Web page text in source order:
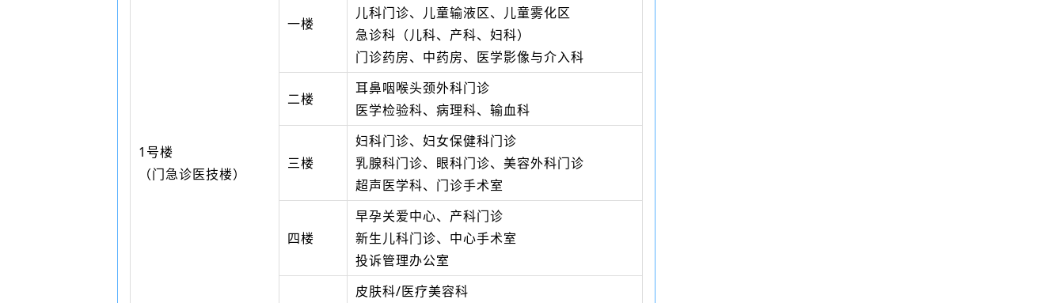
1号楼
（门急诊医技楼）
一楼
儿科门诊、儿童输液区、儿童雾化区
急诊科（儿科、产科、妇科）
门诊药房、中药房、医学影像与介入科
二楼
耳鼻咽喉头颈外科门诊
医学检验科、病理科、输血科
三楼
妇科门诊、妇女保健科门诊
乳腺科门诊、眼科门诊、美容外科门诊
超声医学科、门诊手术室
四楼
早孕关爱中心、产科门诊
新生儿科门诊、中心手术室
投诉管理办公室
皮肤科/医疗美容科